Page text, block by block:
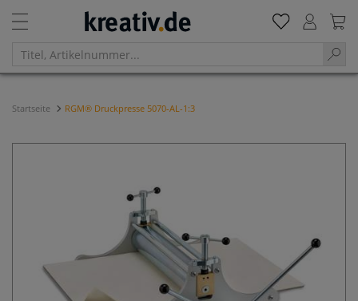
Startseite RGM® Druckpresse 5070-AL-1:3